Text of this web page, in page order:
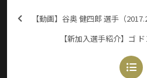
【動画】谷奥 健四郎 選手（
【新加入選手紹介】ゴ